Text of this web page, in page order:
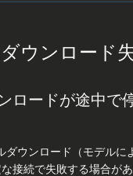
ウンロード
ロードが途中で
ダウンロード（モデルに
接続で失敗する場合があ